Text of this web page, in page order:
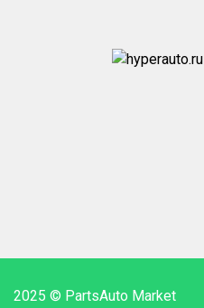
2025 © PartsAuto Market